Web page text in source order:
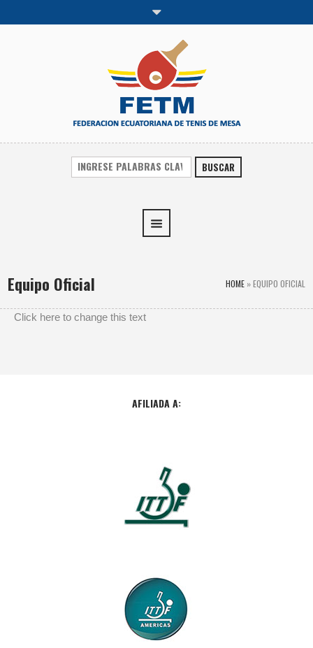
BUSCAR
Equipo Oficial HOME»EQUIPO OFICIAL
Click here to change this text
AFILIADA A: